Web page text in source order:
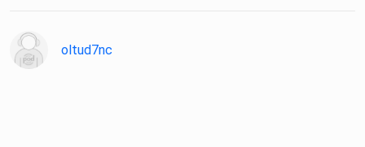
oltud7nc